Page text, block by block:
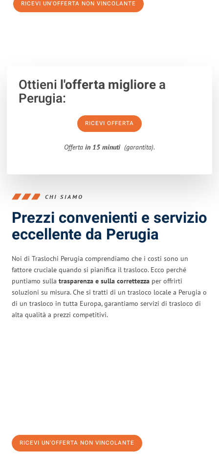
RICEVI UN'OFFERTA NON VINCOLANTE
Ottieni l'offerta migliorea
Perugia:
RICEVI OFFERTA
Offerta in 15 minuti (garantita).
CHI SIAMO
Prezzi convenienti e servizio
eccellente da Perugia
Noi di Traslochi Perugia comprendiamo che i costi sono un
fattore cruciale quando si pianifica il trasloco. Ecco perché
puntiamo sulla trasparenza e sulla correttezza per offrirti
soluzioni su misura. Che si tratti di un trasloco locale a Perugia o
di un trasloco in tutta Europa, garantiamo servizi di trasloco di
alta qualità a prezzi competitivi.
RICEVI UN'OFFERTA NON VINCOLANTE